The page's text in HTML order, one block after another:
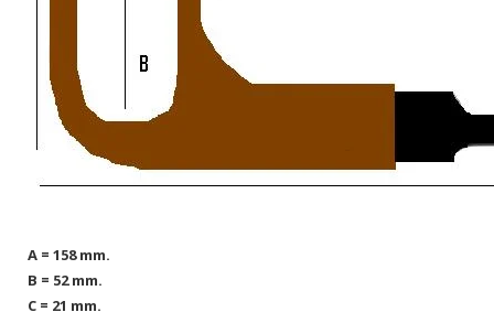
A = 158 mm.
B = 52 mm.
C = 21 mm.